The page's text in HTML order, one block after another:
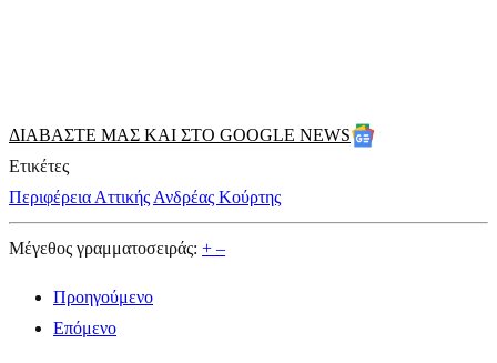
ΔΙΑΒΑΣΤΕ ΜΑΣ ΚΑΙ ΣΤΟ GOOGLE NEWS
Ετικέτες
Περιφέρεια Αττικής Ανδρέας Κούρτης
Μέγεθος γραμματοσειράς: + –
Προηγούμενο
Επόμενο